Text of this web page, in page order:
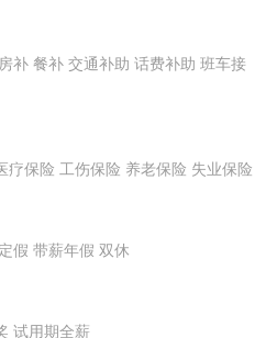
香港、中国广东、中国湖南及印
营基地，构建了灵活高效的全球
链支持与风险抵御能力。
者。从关键声学材料、核心声学
应能力，能够满足从标准化到高
补 餐补 交通补助 话费补助 班车接
疗保险 工伤保险 养老保险 失业保险
假 带薪年假 双休
试用期全薪